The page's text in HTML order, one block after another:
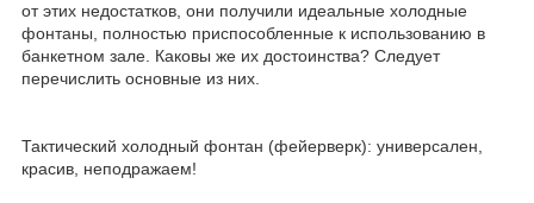
от этих недостатков, они получили идеальные холодные
фонтаны, полностью приспособленные к использованию в
банкетном зале. Каковы же их достоинства? Следует
перечислить основные из них.
Тактический холодный фонтан (фейерверк): универсален,
красив, неподражаем!